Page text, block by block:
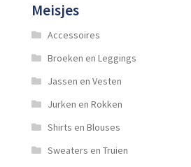
Meisjes
Accessoires
Broeken en Leggings
Jassen en Vesten
Jurken en Rokken
Shirts en Blouses
Sweaters en Truien